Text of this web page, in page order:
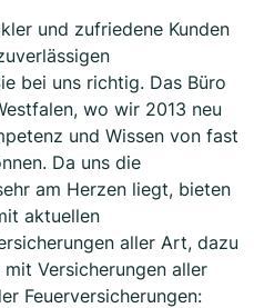
und zufriedene Kunden
bei uns richtig. Das Büro
wo wir 2013 neu
und Wissen von fast
Da uns die
am Herzen liegt, bieten
aktuellen
aller Art, dazu
Versicherungen aller
Feuerversicherungen: